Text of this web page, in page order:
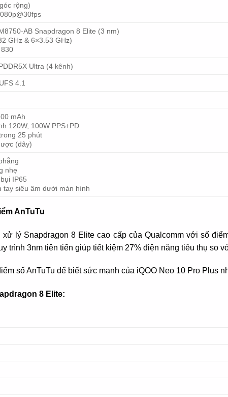
rộng)
AB Snapdragon 8 Elite (3 nm)
GHz & 6×3.53 GHz)
Ultra (4 kênh)
4.1
mAh
120W, 100W PPS+PD
25 phút
(dây)
nhẹ
IP65
tay siêu âm dưới màn hình
AnTuTu
lý Snapdragon 8 Elite cao cấp của Qualcomm với số
trình 3nm tiên tiến giúp tiết kiệm 27% điện năng tiêu thụ so
số AnTuTu để biết sức mạnh của iQOO Neo 10 Pro Plus
8 Elite: